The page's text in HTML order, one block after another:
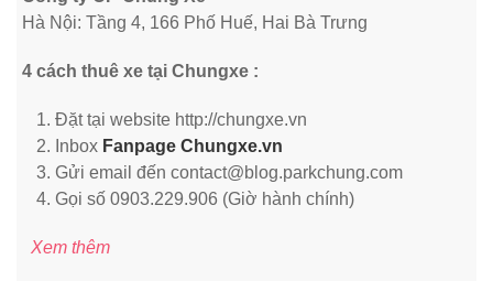
Hà Nội: Tầng 4, 166 Phố Huế, Hai Bà Trưng
4 cách thuê xe tại Chungxe :
Đặt tại website http://chungxe.vn
Inbox Fanpage Chungxe.vn
Gửi email đến contact@blog.parkchung.com
Gọi số 0903.229.906 (Giờ hành chính)
Xem thêm